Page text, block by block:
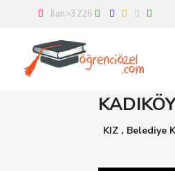
İlan>3226
KIZ , Belediye